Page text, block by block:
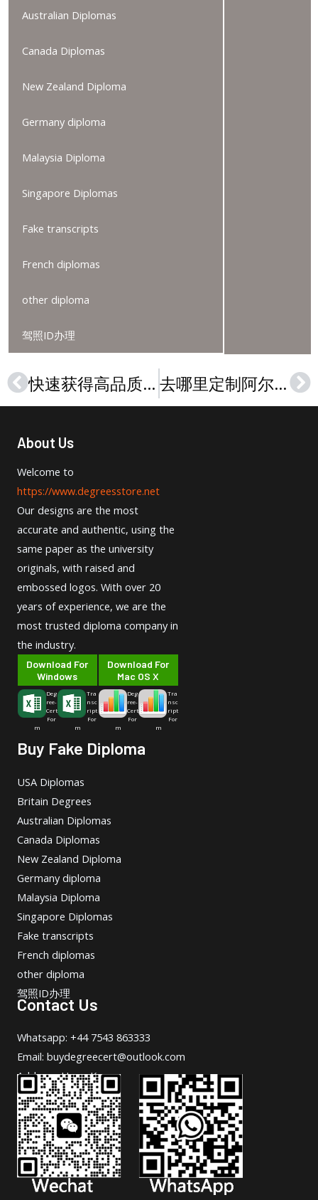
Australian Diplomas
Canada Diplomas
New Zealand Diploma
Germany diploma
Malaysia Diploma
Singapore Diplomas
Fake transcripts
French diplomas
other diploma
驾照ID办理
Prev 快速获得高品质佛罗里达大西洋大学文凭（FAU diploma） 去哪里定制阿尔弗莱德大学文凭，Alfred University diploma sample
About Us
Welcome to
https://www.degreesstore.net
Our designs are the most
accurate and authentic, using the
same paper as the university
originals, with raised and
embossed logos. With over 20
years of experience, we are the
most trusted diploma company in
the industry.
Download For
Windows
Deg
ree-
Cert
For
m
Tra
nsc
ript
For
m
Download For
Mac OS X
Deg
ree-
Cert
For
m
Tra
nsc
ript
For
m
Buy Fake Diploma
USA Diplomas
Britain Degrees
Australian Diplomas
Canada Diplomas
New Zealand Diploma
Germany diploma
Malaysia Diploma
Singapore Diplomas
Fake transcripts
French diplomas
other diploma
驾照ID办理
Contact Us
Whatsapp: +44 7543 863333
Email: buydegreecert@outlook.com
Address: Hong Kong.